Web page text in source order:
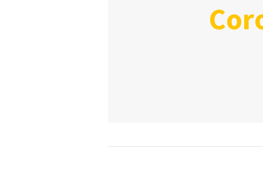
corona virus: aportes para la